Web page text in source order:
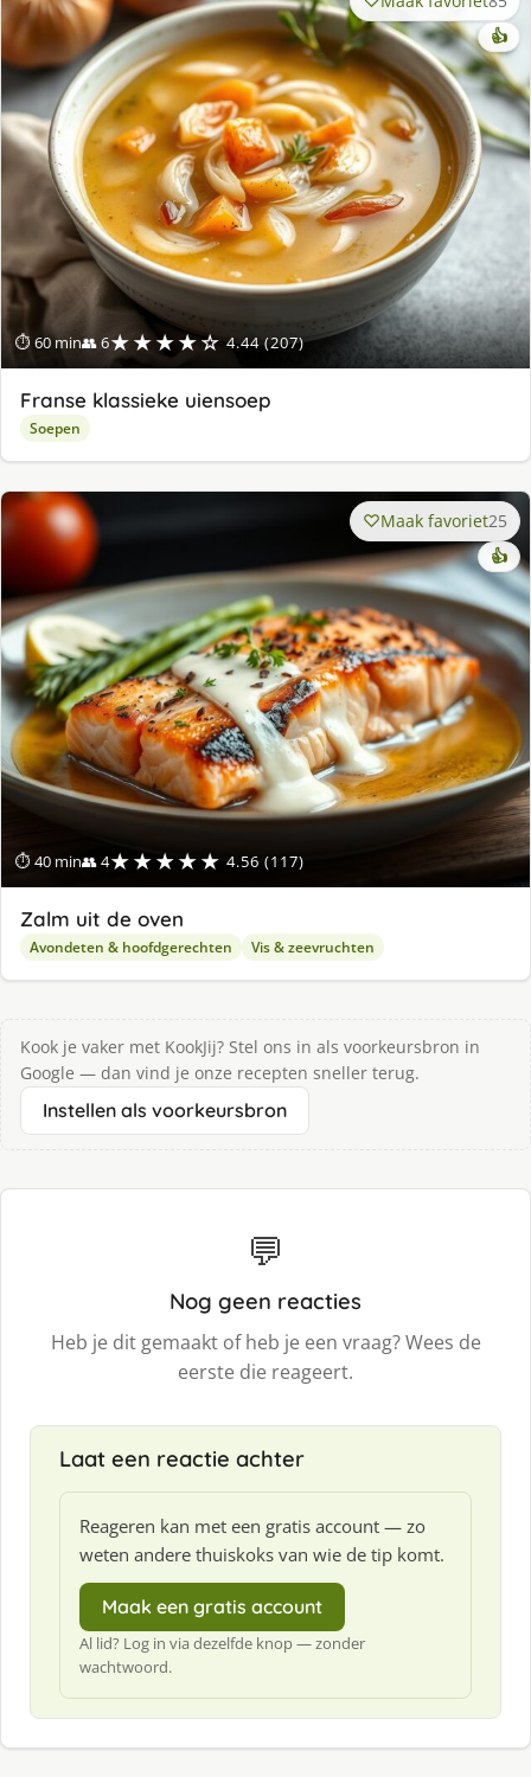
⏱ 60 min👥 6★★★★☆ 4.44 (207)
👍
Franse klassieke uiensoep
Soepen
⏱ 40 min👥 4★★★★★ 4.56 (117)
Maak favoriet25
👍
Zalm uit de oven
Avondeten & hoofdgerechten Vis & zeevruchten
Kook je vaker met KookJij? Stel ons in als voorkeursbron in
Google — dan vind je onze recepten sneller terug.
Instellen als voorkeursbron
💬
Nog geen reacties
Heb je dit gemaakt of heb je een vraag? Wees de
eerste die reageert.
Laat een reactie achter
Reageren kan met een gratis account — zo
weten andere thuiskoks van wie de tip komt.
Maak een gratis account
Al lid? Log in via dezelfde knop — zonder
wachtwoord.